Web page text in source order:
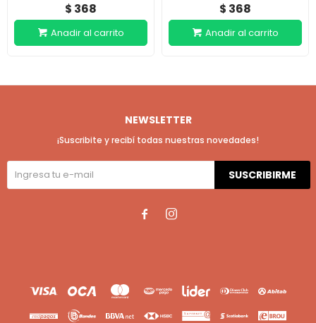
$ 368 $ 368
NEWSLETTER
¡Suscribite y recibí todas nuestras novedades!
SUSCRIBIRME
 